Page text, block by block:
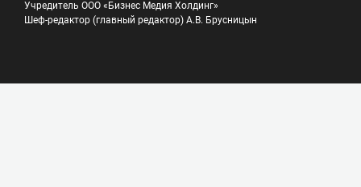
Учредитель ООО «Бизнес Медия Холдинг»
Шеф-редактор (главный редактор) А.В. Брусницын